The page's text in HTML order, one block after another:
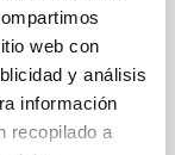
web con
y análisis
información
recopilado a
como
con la
acogido